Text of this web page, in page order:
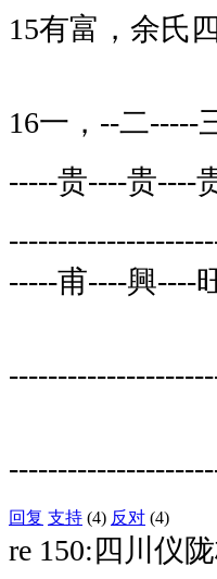
15有富，余氏
16一，--二-----
-----贵----贵----
-----甫----興----
回复 支持 (4) 反对 (4)
re 150:四川仪